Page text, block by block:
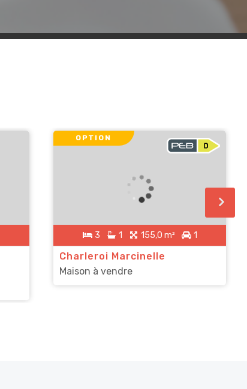
3 1 155,0 m² 1
OPTION
Charleroi Marcinelle
Maison à vendre